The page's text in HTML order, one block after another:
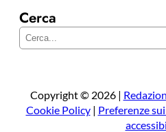
Cerca
e
a
Copyright © 2026 |
Cookie Policy| Preferenze